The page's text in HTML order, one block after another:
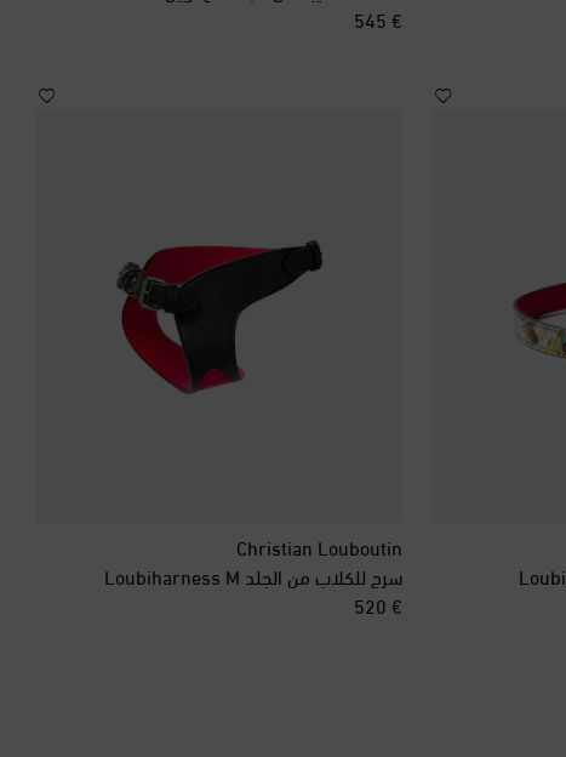
€ 545
original price
Christian Louboutin
سرج للكلاب من الجلد Loubiharness M
€ 520
original price
الجبل الأسود